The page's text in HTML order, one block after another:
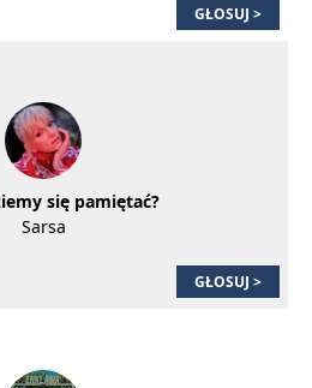
GŁOSUJ >
się pamiętać?
Sarsa
GŁOSUJ >